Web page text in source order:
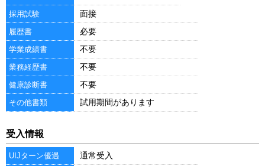
採用試験 面接
履歴書 必要
学業成績書 不要
業務経歴書 不要
健康診断書 不要
その他書類 試用期間があります
受入情報
UIJターン優遇 通常受入